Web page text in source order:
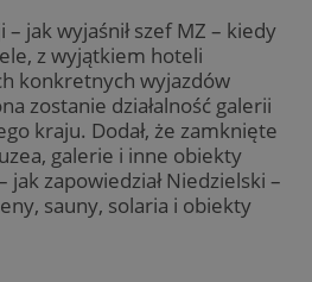
jak wyjaśnił szef MZ – kiedy
z wyjątkiem hoteli
konkretnych wyjazdów
zostanie działalność galerii
kraju. Dodał, że zamknięte
galerie i inne obiekty
zapowiedział Niedzielski –
sauny, solaria i obiekty